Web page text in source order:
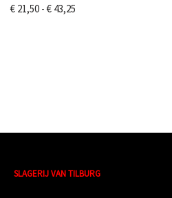
€ 21,50 - € 43,25
SLAGERIJ VAN TILBURG